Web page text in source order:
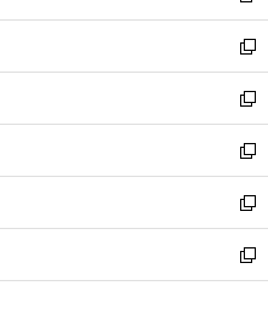
開
く
ウ
で
開
く
ン
ド
ウ
で
開
く
ウ
ィ
ン
ド
ウ
で
開
く
し
い
ウ
ィ
ン
ド
ウ
で
開
く
新
し
い
ウ
ィ
ン
ド
ウ
で
開
新
し
い
ウ
ィ
ン
ド
ウ
新
し
い
ウ
ィ
ン
新
し
い
ウ
新
し